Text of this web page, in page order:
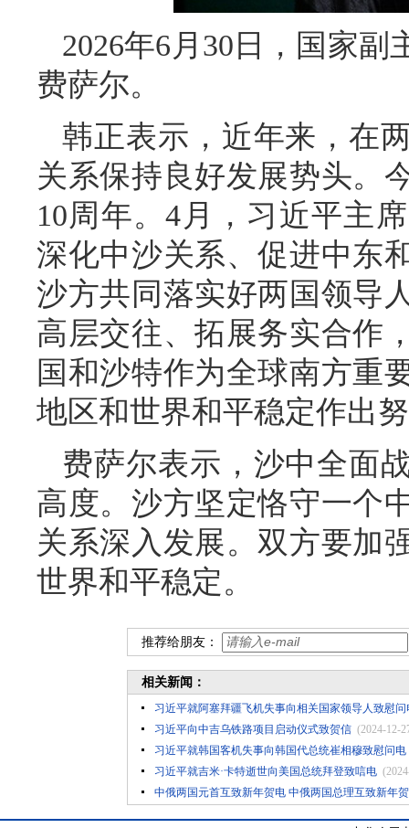
2026年6月30日，国家
费萨尔。
韩正表示，近年来，在
关系保持良好发展势头。
10周年。4月，习近平主
深化中沙关系、促进中东
沙方共同落实好两国领导
高层交往、拓展务实合作
国和沙特作为全球南方重
地区和世界和平稳定作出
费萨尔表示，沙中全面
高度。沙方坚定恪守一个
关系深入发展。双方要加
世界和平稳定。
推荐给朋友：
相关新闻：
习近平就阿塞拜疆飞机失事向相关国家领导人致慰问
习近平向中吉乌铁路项目启动仪式致贺信 (2024-12-
习近平就韩国客机失事向韩国代总统崔相穆致慰问电
习近平就吉米·卡特逝世向美国总统拜登致唁电
中俄两国元首互致新年贺电 中俄两国总理互致新年